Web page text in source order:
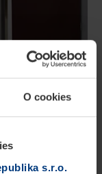
O cookies
s.r.o.
výber,